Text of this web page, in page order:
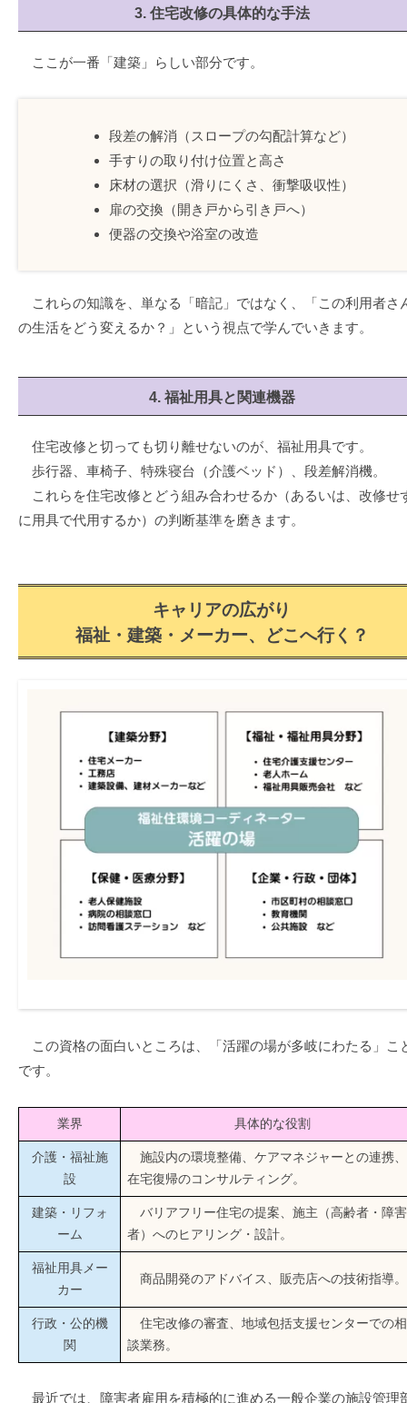
3. 住宅改修の具体的な手法
ここが一番「建築」らしい部分です。
段差の解消（スロープの勾配計算など）
手すりの取り付け位置と高さ
床材の選択（滑りにくさ、衝撃吸収性）
扉の交換（開き戸から引き戸へ）
便器の交換や浴室の改造
これらの知識を、単なる「暗記」ではなく、「この利用者さ
の生活をどう変えるか？」という視点で学んでいきます。
4. 福祉用具と関連機器
住宅改修と切っても切り離せないのが、福祉用具です。
歩行器、車椅子、特殊寝台（介護ベッド）、段差解消機。
これらを住宅改修とどう組み合わせるか（あるいは、改修せ
に用具で代用するか）の判断基準を磨きます。
キャリアの広がり
福祉・建築・メーカー、どこへ行く？
この資格の面白いところは、「活躍の場が多岐にわたる」こ
です。
業界 具体的な役割
介護・福祉施
設
施設内の環境整備、ケアマネジャーとの連携、
在宅復帰のコンサルティング。
建築・リフォ
ーム
バリアフリー住宅の提案、施主（高齢者・障害
者）へのヒアリング・設計。
福祉用具メー
カー
商品開発のアドバイス、販売店への技術指導。
行政・公的機
関
住宅改修の審査、地域包括支援センターでの相
談業務。
最近では、障害者雇用を積極的に進める一般企業の施設管理